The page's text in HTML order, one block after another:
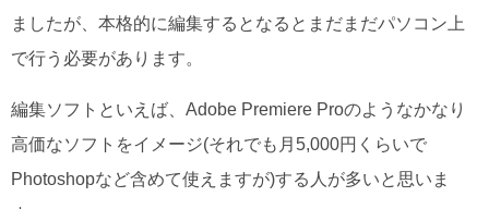
ましたが、本格的に編集するとなるとまだまだパソコン上
で行う必要があります。
編集ソフトといえば、Adobe Premiere Proのようなかなり
高価なソフトをイメージ(それでも月5,000円くらいで
Photoshopなど含めて使えますが)する人が多いと思いま